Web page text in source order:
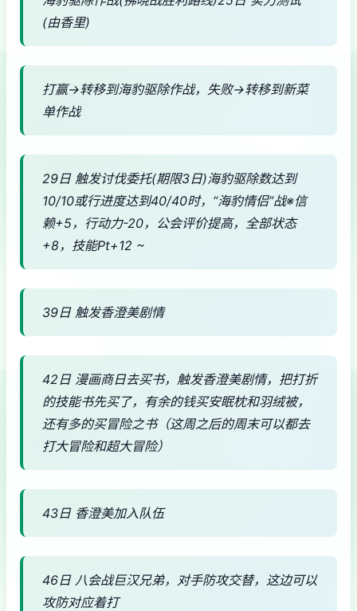
(由香里)
打赢→转移到海豹驱除作战，失败→转移到新菜
单作战
29日 触发讨伐委托(期限3日)海豹驱除数达到
10/10或行进度达到40/40时，“海豹情侣”战※信
赖+5，行动力-20，公会评价提高，全部状态
+8，技能Pt+12 ~
39日 触发香澄美剧情
42日 漫画商日去买书，触发香澄美剧情，把打折
的技能书先买了，有余的钱买安眠枕和羽绒被，
还有多的买冒险之书（这周之后的周末可以都去
打大冒险和超大冒险）
43日 香澄美加入队伍
46日 八会战巨汉兄弟，对手防攻交替，这边可以
攻防对应着打